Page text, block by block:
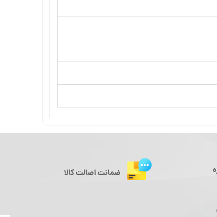
ضمانت اصالت کالا